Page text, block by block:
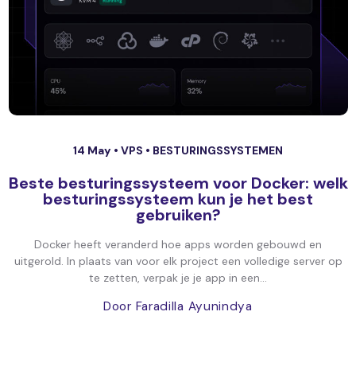
14 May • VPS • BESTURINGSSYSTEMEN
Beste besturingssysteem voor Docker: welk
besturingssysteem kun je het best
gebruiken?
Docker heeft veranderd hoe apps worden gebouwd en
uitgerold. In plaats van voor elk project een volledige server op
te zetten, verpak je je app in een...
Door Faradilla Ayunindya